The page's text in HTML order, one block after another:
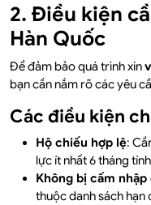
2. Điều kiện
Hàn Quốc
Để đảm bảo quá trình xin
bạn cần nắm rõ các yêu
Các điều kiện
Hộ chiếu hợp lệ:
lực ít nhất 6 tháng
Không bị cấm nhập
thuộc danh sách hạn